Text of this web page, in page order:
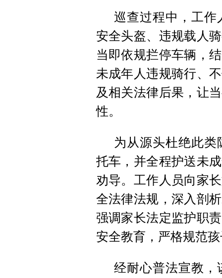
巡查过程中，工作
安全头盔、违规载人
当即依规拦停车辆，
未成年人违规骑行、
及相关法律后果，让
性。
为从源头杜绝此
托车，并全程护送未
劝导。工作人员向家
全法律法规，深入剖
强调家长法定监护职
安全教育，严格规范
经耐心普法宣教，